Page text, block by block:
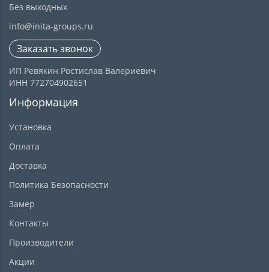
Без выходных
info@inita-groups.ru
Заказать звонок
ИП Ревякин Ростислав Валериевич
ИНН 772704902651
Информация
Установка
Оплата
Доставка
Политика Безопасности
Замер
Контакты
Производители
Акции